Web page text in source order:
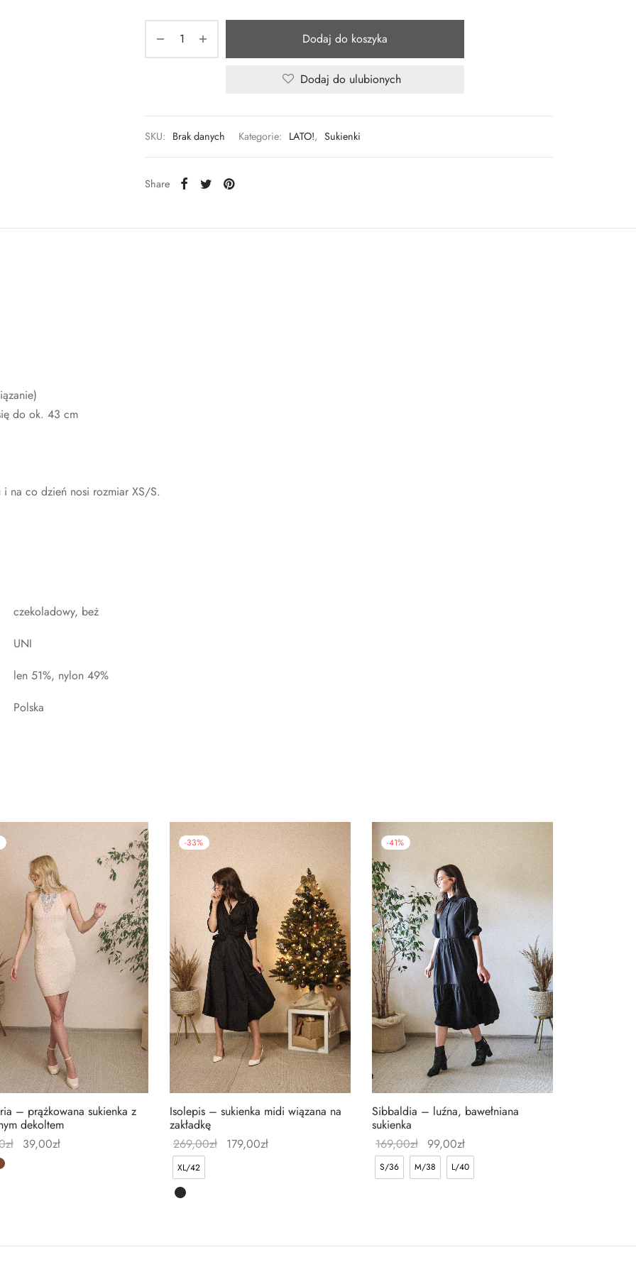
Dodaj do koszyka
Dodaj do ulubionych
SKU: Brak danych Kategorie: LATO!, Sukienki
Share
do ok. 43 cm
na co dzień nosi rozmiar XS/S.
czekoladowy, beż
UNI
len 51%, nylon 49%
Polska
– prążkowana sukienka z
dekoltem
zł 39,00zł
-33%
Isolepis – sukienka midi wiązana na
zakładkę
269,00zł 179,00zł
XL/42
-41%
Sibbaldia – luźna, bawełniana
sukienka
169,00zł 99,00zł
S/36 M/38 L/40